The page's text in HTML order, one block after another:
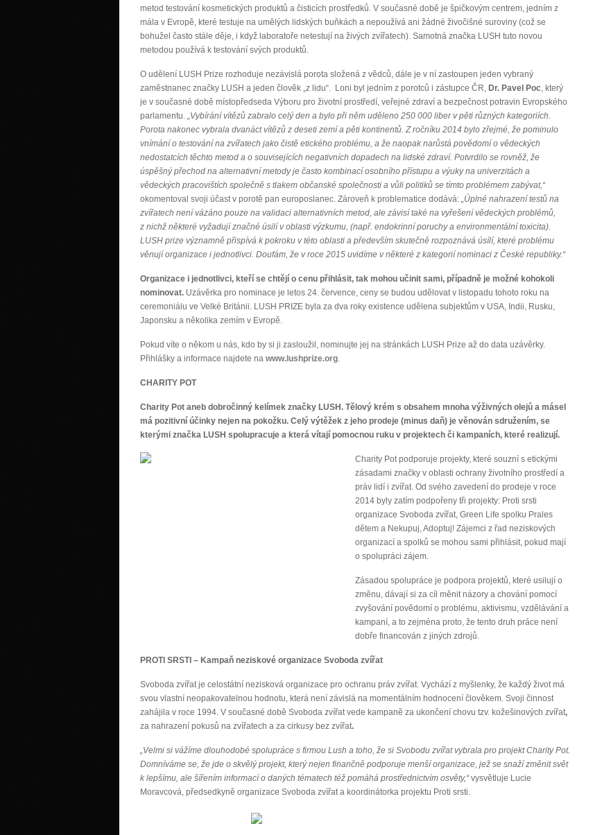
metod testování kosmetických produktů a čisticích prostředků. V současné době je špičkovým centrem, jedním z
mála v Evropě, které testuje na umělých lidských buňkách a nepoužívá ani žádné živočišné suroviny (což se
bohužel často stále děje, i když laboratoře netestují na živých zvířatech). Samotná značka LUSH tuto novou
metodou používá k testování svých produktů.
O udělení LUSH Prize rozhoduje nezávislá porota složená z vědců, dále je v ní zastoupen jeden vybraný
zaměstnanec značky LUSH a jeden člověk „z lidu“. Loni byl jedním z porotců i zástupce ČR, Dr. Pavel Poc, který
je v současné době místopředseda Výboru pro životní prostředí, veřejné zdraví a bezpečnost potravin Evropského
parlamentu. „Vybírání vítězů zabralo celý den a bylo při něm uděleno 250 000 liber v pěti různých kategoriích.
Porota nakonec vybrala dvanáct vítězů z deseti zemí a pěti kontinentů. Z ročníku 2014 bylo zřejmé, že pominulo
vnímání o testování na zvířatech jako čistě etického problému, a že naopak narůstá povědomí o vědeckých
nedostatcích těchto metod a o souvisejících negativních dopadech na lidské zdraví. Potvrdilo se rovněž, že
úspěšný přechod na alternativní metody je často kombinací osobního přístupu a výuky na univerzitách a
vědeckých pracovištích společně s tlakem občanské společnosti a vůli politiků se tímto problémem zabývat,“
okomentoval svoji účast v porotě pan europoslanec. Zároveň k problematice dodává: „Úplné nahrazení testů na
zvířatech není vázáno pouze na validaci alternativních metod, ale závisí také na vyřešení vědeckých problémů,
z nichž některé vyžadují značné úsilí v oblasti výzkumu, (např. endokrinní poruchy a environmentální toxicita).
LUSH prize významně přispívá k pokroku v této oblasti a především skutečně rozpoznává úsílí, které problému
věnují organizace i jednotlivci. Doufám, že v roce 2015 uvidíme v některé z kategorií nominaci z České republiky.“
Organizace i jednotlivci, kteří se chtějí o cenu přihlásit, tak mohou učinit sami, případně je možné kohokoli
nominovat. Uzávěrka pro nominace je letos 24. července, ceny se budou udělovat v listopadu tohoto roku na
ceremoniálu ve Velké Británii. LUSH PRIZE byla za dva roky existence udělena subjektům v USA, Indii, Rusku,
Japonsku a několika zemím v Evropě.
Pokud víte o někom u nás, kdo by si ji zasloužil, nominujte jej na stránkách LUSH Prize až do data uzávěrky.
Přihlášky a informace najdete na www.lushprize.org.
CHARITY POT
Charity Pot aneb dobročinný kelímek značky LUSH. Tělový krém s obsahem mnoha výživných olejů a másel
má pozitivní účinky nejen na pokožku. Celý výtěžek z jeho prodeje (minus daň) je věnován sdružením, se
kterými značka LUSH spolupracuje a která vítají pomocnou ruku v projektech či kampaních, které realizují.
Charity Pot podporuje projekty, které souzní s etickými
zásadami značky v oblasti ochrany životního prostředí a
práv lidí i zvířat. Od svého zavedení do prodeje v roce
2014 byly zatím podpořeny tři projekty: Proti srsti
organizace Svoboda zvířat, Green Life spolku Prales
dětem a Nekupuj, Adoptuj! Zájemci z řad neziskových
organizací a spolků se mohou sami přihlásit, pokud mají
o spolupráci zájem.
Zásadou spolupráce je podpora projektů, které usilují o
změnu, dávají si za cíl měnit názory a chování pomocí
zvyšování povědomí o problému, aktivismu, vzdělávání a
kampaní, a to zejména proto, že tento druh práce není
dobře financován z jiných zdrojů.
PROTI SRSTI – Kampaň neziskové organizace Svoboda zvířat
Svoboda zvířat je celostátní nezisková organizace pro ochranu práv zvířat. Vychází z myšlenky, že každý život má
svou vlastní neopakovatelnou hodnotu, která není závislá na momentálním hodnocení člověkem. Svoji činnost
zahájila v roce 1994. V současné době Svoboda zvířat vede kampaně za ukončení chovu tzv. kožešinových zvířat,
za nahrazení pokusů na zvířatech a za cirkusy bez zvířat.
„Velmi si vážíme dlouhodobé spolupráce s firmou Lush a toho, že si Svobodu zvířat vybrala pro projekt Charity Pot.
Domníváme se, že jde o skvělý projekt, který nejen finančně podporuje menší organizace, jež se snaží změnit svět
k lepšímu, ale šířením informací o daných tématech též pomáhá prostřednictvím osvěty,“vysvětluje Lucie
Moravcová, předsedkyně organizace Svoboda zvířat a koordinátorka projektu Proti srsti.